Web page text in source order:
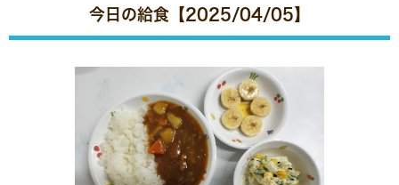
今日の給食【2025/04/05】